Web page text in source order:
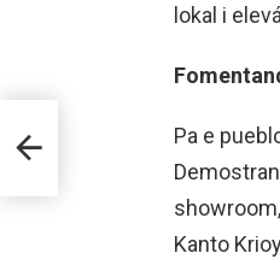
lokal i
Pa e
Kanto